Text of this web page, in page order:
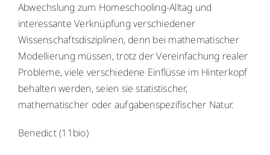
Abwechslung zum Homeschooling-Alltag und
interessante Verknüpfung verschiedener
Wissenschaftsdisziplinen, denn bei mathematischer
Modellierung müssen, trotz der Vereinfachung realer
Probleme, viele verschiedene Einflüsse im Hinterkopf
behalten werden, seien sie statistischer,
mathematischer oder aufgabenspezifischer Natur.
Benedict (11bio)